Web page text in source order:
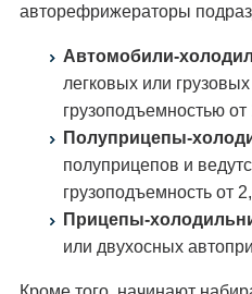
авторефрижераторы
Автомобили-
легковых или
грузоподъемностью от
Полуприцепы-
полуприцепов и
грузоподъемность от
Прицепы-
или двухосных